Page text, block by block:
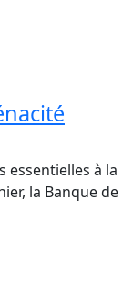
essentielles à la
la Banque de